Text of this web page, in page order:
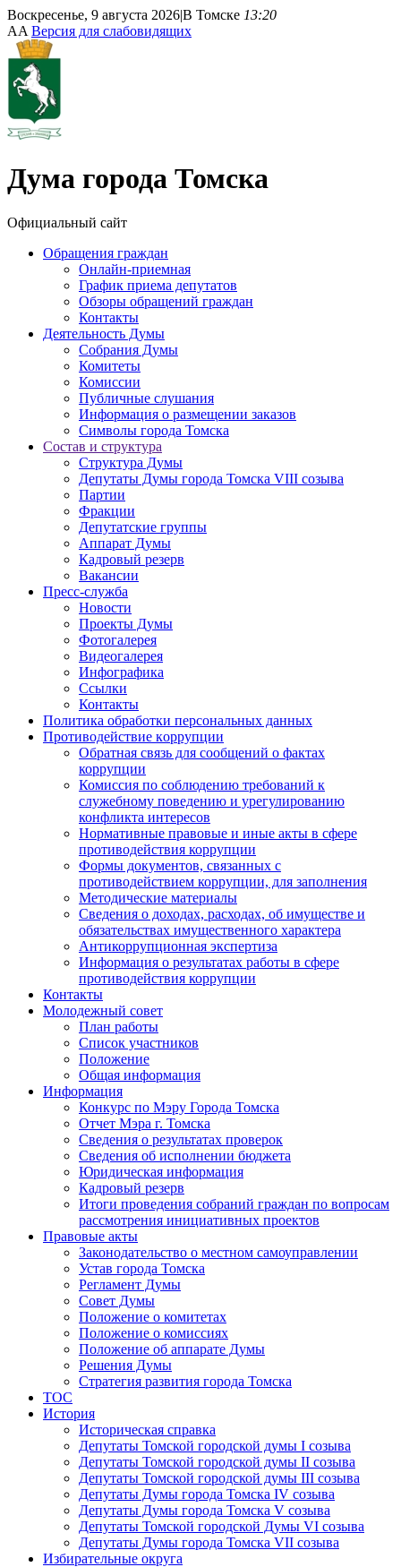
Воскресенье, 9 августа 2026|В Томске 13:20
AA Версия для слабовидящих
Дума города Томска
Официальный сайт
Обращения граждан
Онлайн-приемная
График приема депутатов
Обзоры обращений граждан
Контакты
Деятельность Думы
Собрания Думы
Комитеты
Комиссии
Публичные слушания
Информация о размещении заказов
Символы города Томска
Состав и структура
Структура Думы
Депутаты Думы города Томска VIII созыва
Партии
Фракции
Депутатские группы
Аппарат Думы
Кадровый резерв
Вакансии
Пресс-служба
Новости
Проекты Думы
Фотогалерея
Видеогалерея
Инфографика
Ссылки
Контакты
Политика обработки персональных данных
Прoтивoдeйствие кoрpупции
Обратная связь для сообщений о фактах
коррупции
Комиссия по соблюдению требований к
служебному поведению и урегулированию
конфликта интересов
Нормативные правовые и иные акты в сфере
противодействия коррупции
Формы документов, связанных с
противодействием коррупции, для заполнения
Методические материалы
Сведения о доходах, расходах, об имуществе и
обязательствах имущественного характера
Антикоррупционная экспертиза
Информация о результатах работы в сфере
противодействия коррупции
Контакты
Молодежный совет
План работы
Список участников
Положение
Общая информация
Информация
Конкурс по Мэру Города Томска
Отчет Мэра г. Томска
Сведения о результатах проверок
Сведения об исполнении бюджета
Юридическая информация
Кадровый резерв
Итоги проведения собраний граждан по вопросам
рассмотрения инициативных проектов
Правовые акты
Законодательство о местном самоуправлении
Устав города Томска
Регламент Думы
Совет Думы
Положение о комитетах
Положение о комиссиях
Положение об аппарате Думы
Решения Думы
Стратегия развития города Томска
ТОС
История
Историческая справка
Депутаты Томской городской думы I созыва
Депутаты Томской городской думы II созыва
Депутаты Томской городской думы III созыва
Депутаты Думы города Томска IV созыва
Депутаты Думы города Томска V созыва
Депутаты Томской городской Думы VI созыва
Депутаты Думы города Томска VII созыва
Избирательные округа